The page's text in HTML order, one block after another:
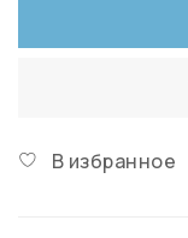
В избранное